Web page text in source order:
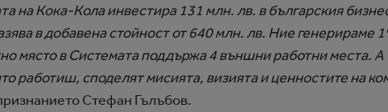
на Кока-Кола инвестира 131 млн. лв. в българския
в добавена стойност от 640 млн. лв. Ние генерираме
място в Системата поддържа 4 външни работни места. А
работиш, споделят мисията, визията и ценностите на
Стефан Гълъбов.